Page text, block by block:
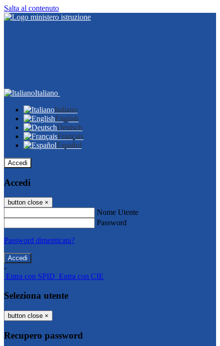
Salta al contenuto
Italiano
Italiano
English
Deutsch
Français
Español
Accedi
Accedi
button close ×
Nome Utente
Password
Password dimenticata?
-
Entra con SPID Entra con CIE
Seleziona utente
button close ×
Recupero password